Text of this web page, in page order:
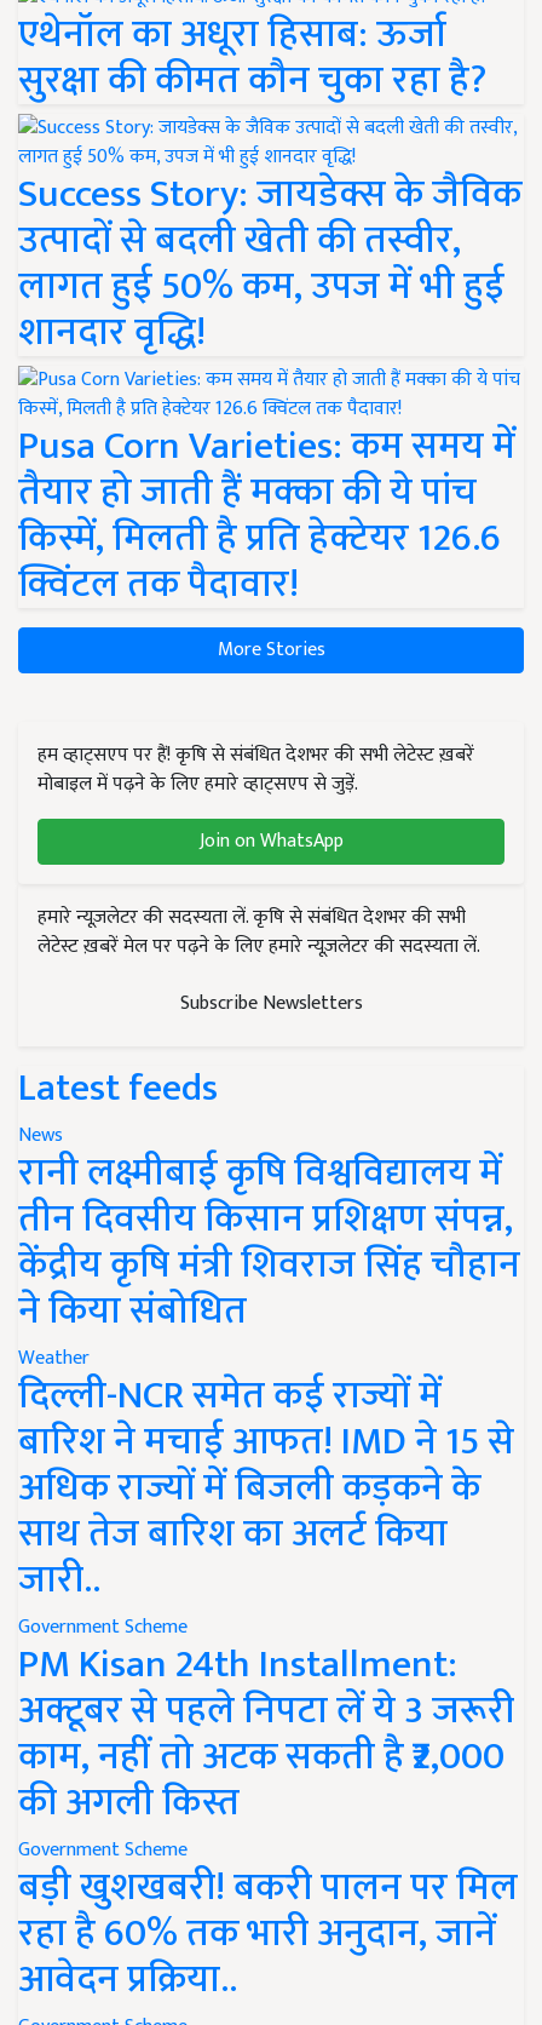
एथेनॉल का अधूरा हिसाब: ऊर्जा
सुरक्षा की कीमत कौन चुका रहा है?
Success Story: जायडेक्स के जैविक
उत्पादों से बदली खेती की तस्वीर,
लागत हुई 50% कम, उपज में भी हुई
शानदार वृद्धि!
Pusa Corn Varieties: कम समय में
तैयार हो जाती हैं मक्का की ये पांच
किस्में, मिलती है प्रति हेक्टेयर 126.6
क्विंटल तक पैदावार!
More Stories
हम व्हाट्सएप पर हैं! कृषि से संबंधित देशभर की सभी लेटेस्ट ख़बरें
मोबाइल में पढ़ने के लिए हमारे व्हाट्सएप से जुड़ें.
Join on WhatsApp
हमारे न्यूज़लेटर की सदस्यता लें. कृषि से संबंधित देशभर की सभी
लेटेस्ट ख़बरें मेल पर पढ़ने के लिए हमारे न्यूज़लेटर की सदस्यता लें.
Subscribe Newsletters
Latest feeds
News
रानी लक्ष्मीबाई कृषि विश्वविद्यालय में
तीन दिवसीय किसान प्रशिक्षण संपन्न,
केंद्रीय कृषि मंत्री शिवराज सिंह चौहान
ने किया संबोधित
Weather
दिल्ली-NCR समेत कई राज्यों में
बारिश ने मचाई आफत! IMD ने 15 से
अधिक राज्यों में बिजली कड़कने के
साथ तेज बारिश का अलर्ट किया
जारी..
Government Scheme
PM Kisan 24th Installment:
अक्टूबर से पहले निपटा लें ये 3 जरूरी
काम, नहीं तो अटक सकती है ₹2,000
की अगली किस्त
Government Scheme
बड़ी खुशखबरी! बकरी पालन पर मिल
रहा है 60% तक भारी अनुदान, जानें
आवेदन प्रक्रिया..